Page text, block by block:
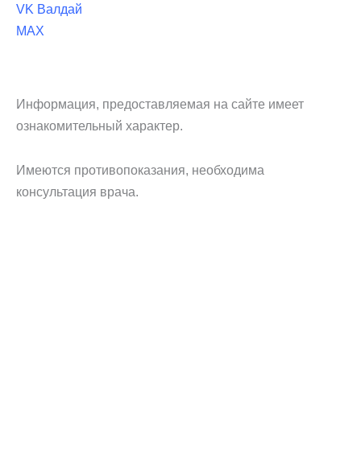
VK Валдай
MAX
Информация, предоставляемая на сайте имеет
ознакомительный характер.
Имеются противопоказания, необходима
консультация врача.